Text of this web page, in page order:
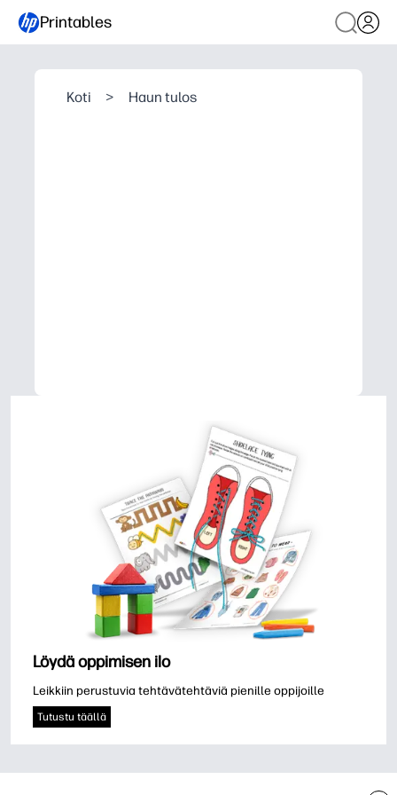
Printables
Koti > Haun tulos
Löydä oppimisen ilo
Leikkiin perustuvia tehtävätehtäviä pienille oppijoille
Tutustu täällä